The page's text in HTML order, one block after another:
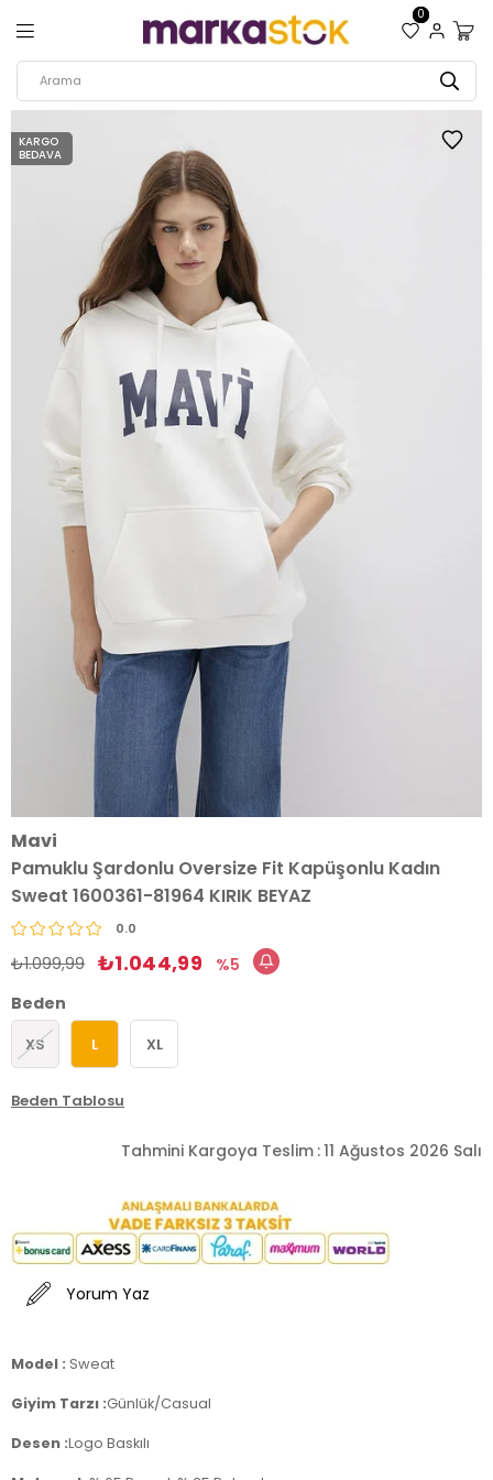
0
KARGO
BEDAVA
Mavi
Pamuklu Şardonlu Oversize Fit Kapüşonlu Kadın
Sweat 1600361-81964 KIRIK BEYAZ
0.0
₺1.099,99 ₺1.044,99
5
Beden
XS L XL
Beden Tablosu
Tahmini Kargoya Teslim :11 Ağustos 2026 Salı
Yorum Yaz
Model : Sweat
Giyim Tarzı :Günlük/Casual
Desen :Logo Baskılı